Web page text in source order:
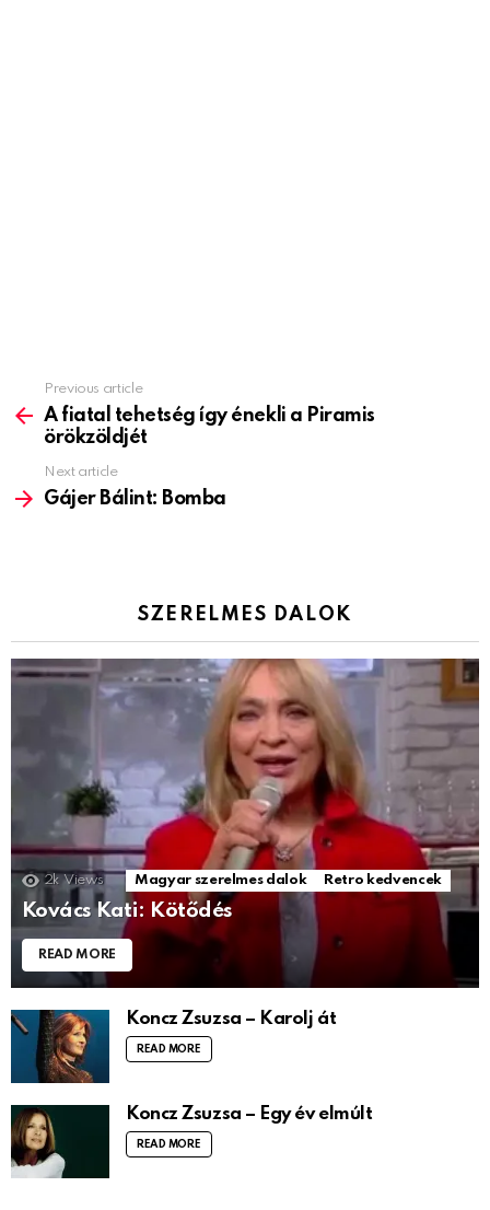
more
Previous article
A fiatal tehetség így énekli a Piramis
örökzöldjét
Next article
Gájer Bálint: Bomba
SZERELMES DALOK
2k Views Magyar szerelmes dalok Retro kedvencek
Kovács Kati: Kötődés
READ MORE
Koncz Zsuzsa – Karolj át
READ MORE
Koncz Zsuzsa – Egy év elmúlt
READ MORE